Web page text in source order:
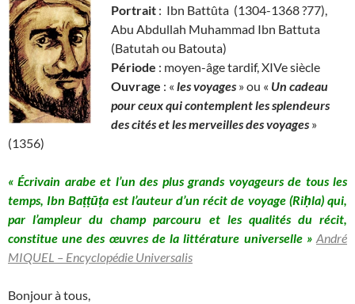
Portrait : Ibn Battûta (1304-1368 ?77),
Abu Abdullah Muhammad Ibn Battuta
(Batutah ou Batouta)
Période : moyen-âge tardif, XIVe siècle
Ouvrage : « les voyages » ou « Un cadeau
pour ceux qui contemplent les splendeurs
des cités et les merveilles des voyages »
(1356)
« Écrivain arabe et l’un des plus grands voyageurs de tous les
temps, Ibn Baṭṭūṭa est l’auteur d’un récit de voyage (Riḥla) qui,
par l’ampleur du champ parcouru et les qualités du récit,
constitue une des œuvres de la littérature universelle » André
MIQUEL – Encyclopédie Universalis
Bonjour à tous,